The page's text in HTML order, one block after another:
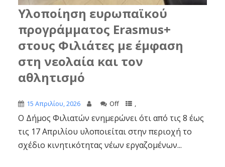
Υλοποίηση ευρωπαϊκού
προγράμματος Erasmus+
στους Φιλιάτες με έμφαση
στη νεολαία και τον
αθλητισμό
15 Απριλίου, 2026 Off ,
Ο Δήμος Φιλιατών ενημερώνει ότι από τις 8 έως
τις 17 Απριλίου υλοποιείται στην περιοχή το
σχέδιο κινητικότητας νέων εργαζομένων...